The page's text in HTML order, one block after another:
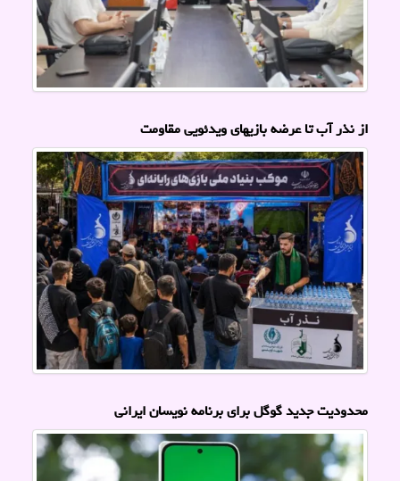
از نذر آب تا عرضه بازیهای ویدئویی مقاومت
محدودیت جدید گوگل برای برنامه نویسان ایرانی